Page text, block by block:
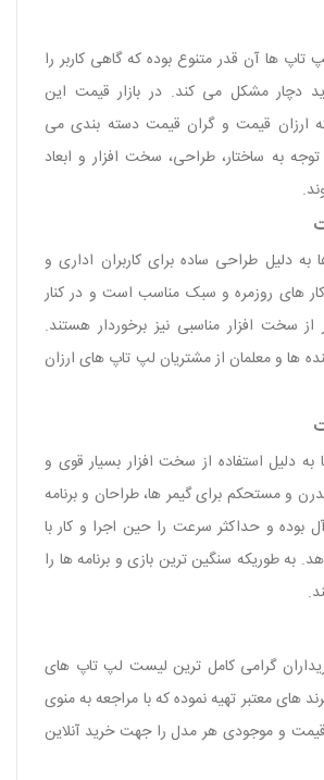
ها آن ‌قدر متنوع بوده که گاهی کاربر را
دچار مشکل می کند. در بازار قیمت این
ارزان قیمت و گران قیمت دسته بندی می
به ساختار، طراحی، سخت افزار و ابعاد
دلیل طراحی ساده برای کاربران اداری و
های روزمره و سبک مناسب است و در کنار
سخت افزار مناسبی نیز برخوردار هستند.
ها و معلمان از مشتریان لپ تاپ های ارزان
دلیل استفاده از سخت افزار بسیار قوی و
و مستحکم برای گیمر ها، طراحان و برنامه
بوده و حداکثر سرعت را حین اجرا و کار با
به طوریکه سنگین ترین بازی و برنامه ها را
گرامی کامل ترین لیست لپ تاپ های
های معتبر تهیه نموده که با مراجعه به منوی
و موجودی هر مدل را جهت خرید آنلاین